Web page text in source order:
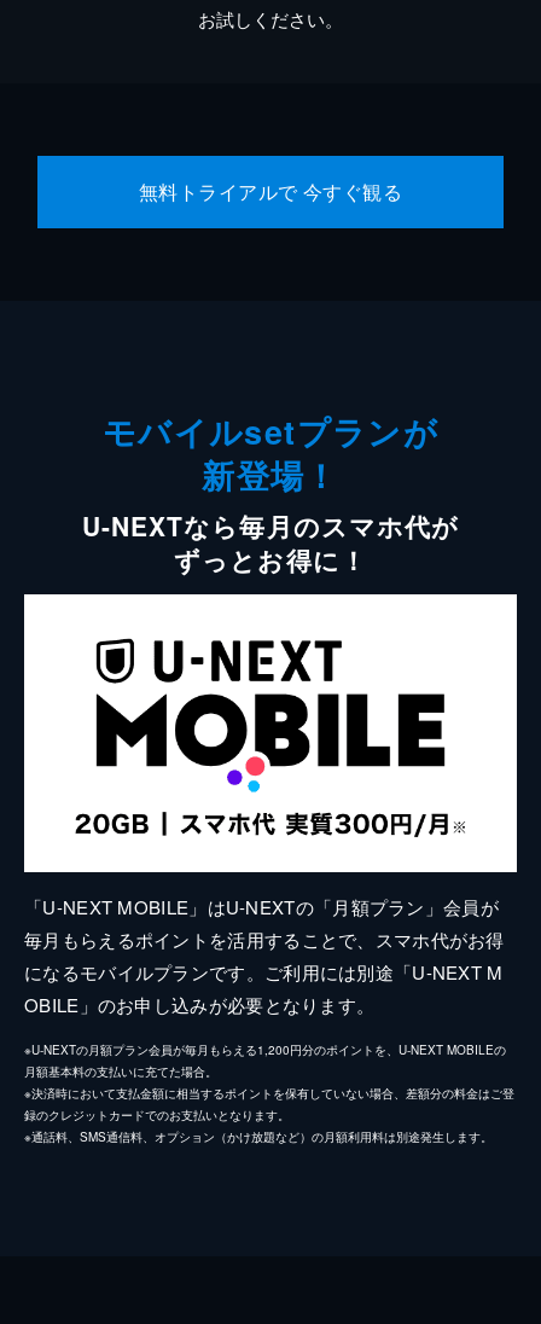
お試しください。
無料トライアルで 今すぐ観る
モバイルsetプランが
新登場！
U-NEXTなら毎月のスマホ代が
ずっとお得に！
「U-NEXT MOBILE」はU-NEXTの「月額プラン」会員が
毎月もらえるポイントを活用することで、スマホ代がお得
になるモバイルプランです。ご利用には別途「U-NEXT M
OBILE」のお申し込みが必要となります。
※U-NEXTの月額プラン会員が毎月もらえる1,200円分のポイントを、U-NEXT MOBILEの
月額基本料の支払いに充てた場合。
※決済時において支払金額に相当するポイントを保有していない場合、差額分の料金はご登
録のクレジットカードでのお支払いとなります。
※通話料、SMS通信料、オプション（かけ放題など）の月額利用料は別途発生します。